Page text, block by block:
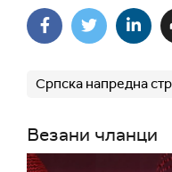
Српска напредна
Везани чланци